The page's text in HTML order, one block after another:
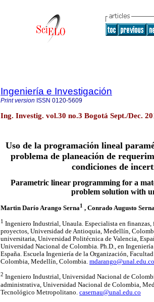
Ingeniería e Investigación
Print version ISSN 0120-5609
Ing. Investig. vol.30 no.3 Bogotá Sept./Dec.
Uso de la programación lineal
problema de planeación de
condiciones de
Parametric linear programming for a
problem solution with
Martin Darío Arango Serna1 , Conrado Augusto
1 Ingeniero Industrial, Unaula. Especialista en
proyectos, Universidad de Antioquia, Medellín,
universitaria, Universidad Politécnica de Valencia,
Universidad Nacional de Colombia. Ph.D., en
España. Escuela Ingeniería de la Organización,
Colombia, Medellín, Colombia. mdarango@unal.edu.co
2 Ingeniero Industrial, Universidad Nacional de
administrativa, Universidad Nacional de Colombia,
Tecnológico Metropolitano. casernau@unal.edu.co